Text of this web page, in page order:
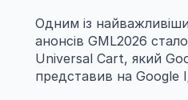
Одним із
анонсів GML2026
Universal Cart, який
представив на Google